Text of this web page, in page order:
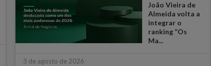
João Vieira de
Almeida volta a
integrar o
ranking “Os
Ma...
3 de agosto de 2026